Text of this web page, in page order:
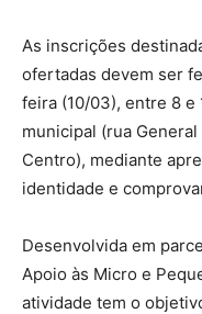
As inscrições
ofertadas devem ser
feira (10/03), entre 8 e
municipal (rua
Centro), mediante
identidade e
Desenvolvida em
Apoio às Micro e
atividade tem o